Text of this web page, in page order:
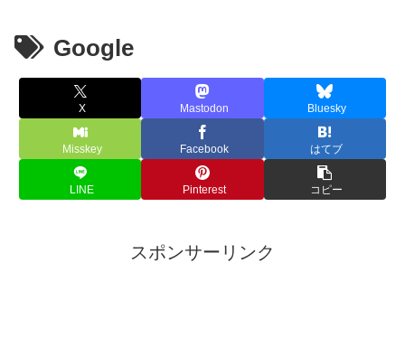
Google
X Mastodon Bluesky
Misskey Facebook はてブ
LINE Pinterest コピー
スポンサーリンク